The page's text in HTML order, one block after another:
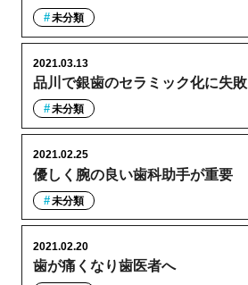
未分類
品川で銀歯のセラミック化に失敗
2021.03.13
未分類
優しく腕の良い歯科助手が重要
2021.02.25
未分類
歯が痛くなり歯医者へ
2021.02.20